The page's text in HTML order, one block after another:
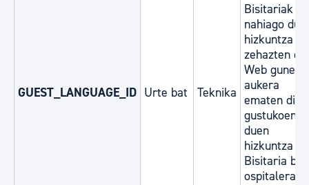
GUEST_LANGUAGE_ID Urte bat Teknika
Bisitariak
nahiago
hizkuntza
zehazten du.
Web guneari
aukera
ematen dio
gustukoen
duen
hizkuntza
Bisitaria